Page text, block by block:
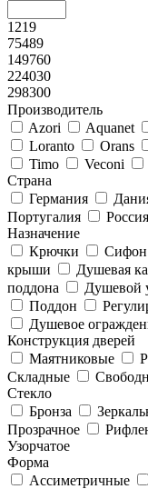
1219
75489
149760
224030
298300
Производитель
Azori
Aquanet
Loranto
Orans
Timo
Veconi
Страна
Германия
Португалия
Россия
Назначение
Крючки
Сифон
крыши
Душевая
поддона
Душевой
Поддон
Душевое
Конструкция дверей
Маятниковые
Складные
Стекло
Бронза
Прозрачное
Узорчатое
Форма
Ассиметричные